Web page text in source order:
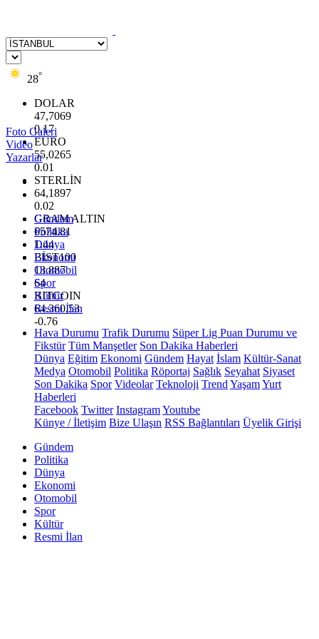
28°
DOLAR
47,7069
0.17
EURO
55,0265
0.01
STERLİN
64,1897
0.02
GRAM ALTIN
6574.81
1.44
BİST100
13.887
64
BITCOIN
64.360,53
-0.76
Foto Galeri
Video
Yazarlar
Gündem
Politika
Dünya
Ekonomi
Otomobil
Spor
Kültür
Resmi İlan
Hava Durumu Trafik Durumu Süper Lig Puan Durumu ve
Fikstür Tüm Manşetler Son Dakika Haberleri
Dünya Eğitim Ekonomi Gündem Hayat İslam Kültür-Sanat
Medya Otomobil Politika Röportaj Sağlık Seyahat Siyaset
Son Dakika Spor Videolar Teknoloji Trend YaşamYurt
Haberleri
Facebook Twitter InstagramYoutube
Künye / İletişim Bize Ulaşın RSS Bağlantıları Üyelik Girişi
Gündem
Politika
Dünya
Ekonomi
Otomobil
Spor
Kültür
Resmi İlan